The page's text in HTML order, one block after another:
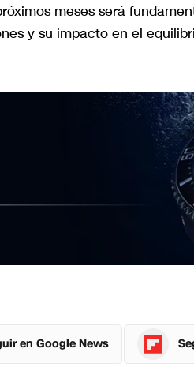
meses será
y su impacto en el
en Google News